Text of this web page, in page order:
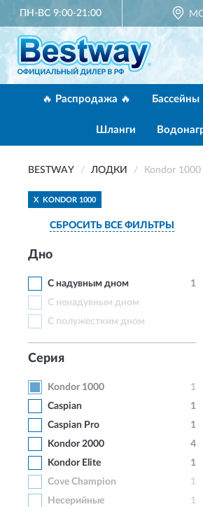
ПН-ВС 9:00-21:00
🔥 Распродажа 🔥 Бассейны
Шланги
BESTWAY ЛОДКИ Kondor 1000
X KONDOR 1000
СБРОСИТЬ ВСЕ ФИЛЬТРЫ
Дно
С надувным дном
1
С ненадувным дном
С полужестким дном
Серия
Kondor 1000
1
Caspian
1
Caspian Pro
1
Kondor 2000
4
Kondor Elite
1
Cove Champion
1
Несерийные
1